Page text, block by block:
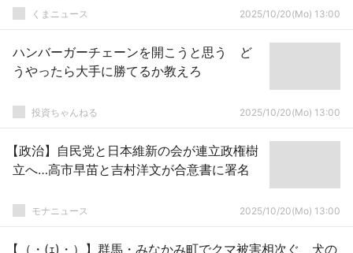
くまニュース 2025/10/20(Mo) 13:00
ハンバーガーチェーンを開こうと思う ど
うやったら大手に勝てるか教えろ
投資ちゃんねる 2025/10/20(Mo) 13:00
【政治】自民党と日本維新の会が連立政権樹
立へ…高市早苗と吉村洋文が合意書に署名
モナニュース 2025/10/20(Mo) 13:00
【（・(ｪ)・）】群馬・みなかみ町でクマ被害相次ぐ 犬の